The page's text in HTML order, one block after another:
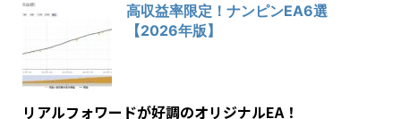
高収益率限定！ナンピンEA6選
【2026年版】
リアルフォワードが好調のオリジナルEA！